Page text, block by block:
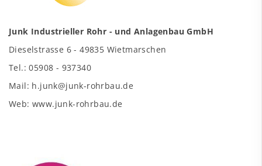
Junk Industrieller Rohr - und Anlagenbau GmbH
Dieselstrasse 6 - 49835 Wietmarschen
Tel.: 05908 - 937340
Mail: h.junk@junk-rohrbau.de
Web: www.junk-rohrbau.de